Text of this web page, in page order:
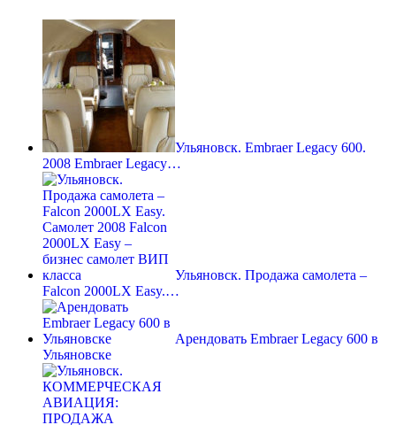
Ульяновск. Embraer Legacy 600.
2008 Embraer Legacy…
Ульяновск. Продажа самолета –
Falcon 2000LX Easy.…
Арендовать Embraer Legacy 600 в
Ульяновске